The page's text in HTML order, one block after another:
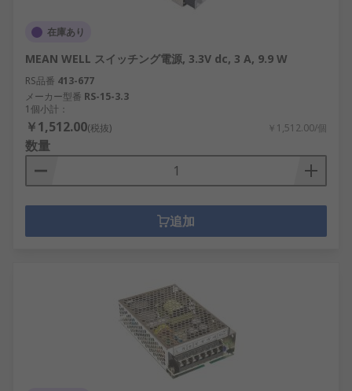
在庫あり
MEAN WELL スイッチング電源, 3.3V dc, 3 A, 9.9 W
RS品番 413-677
メーカー型番 RS-15-3.3
1個小計：
￥1,512.00(税抜) ￥1,512.00/個
数量
追加